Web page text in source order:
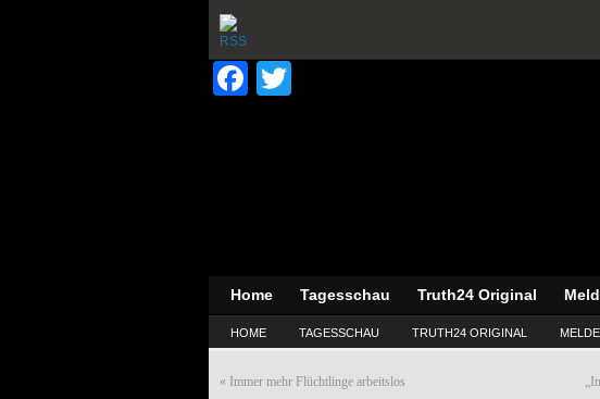
Facebook
Home Tagesschau Truth24 Original
HOME TAGESSCHAU TRUTH24 ORIGINAL
« Immer mehr Flüchtlinge arbeitslos